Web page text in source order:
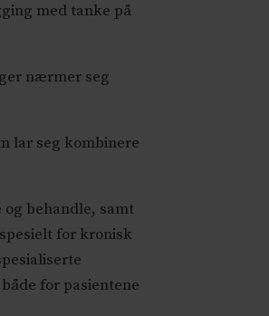
med tanke på
nærmer seg
lar seg kombinere
behandle, samt
for kronisk
for pasientene